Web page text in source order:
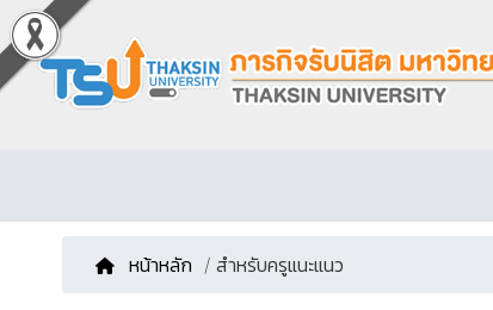
หน้าหลัก / สำหรับครูแนะแนว